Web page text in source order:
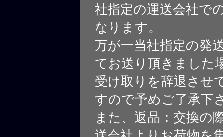
社指定の運送会社で
なります。
万が一当社指定の発
てお送り頂きました
受け取りを辞退させ
すので予めご了承下
また、返品：交換の